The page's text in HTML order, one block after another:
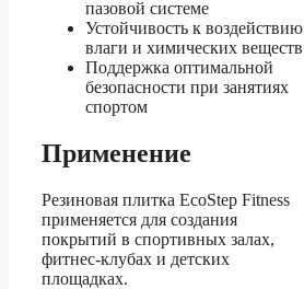
пазовой системе
Устойчивость к воздействию
влаги и химических веществ
Поддержка оптимальной
безопасности при занятиях
спортом
Применение
Резиновая плитка EcoStep Fitness
применяется для создания
покрытий в спортивных залах,
фитнес-клубах и детских
площадках.